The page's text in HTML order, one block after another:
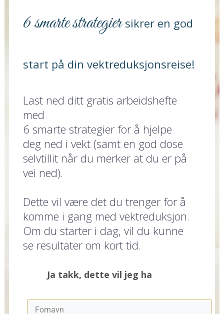
6 smarte strategier sikrer en god
start på din vektreduksjonsreise!
Last ned ditt gratis arbeidshefte
med
6 smarte strategier for å hjelpe
deg ned i vekt (samt en god dose
selvtillit når du merker at du er på
vei ned).
Dette vil være det du trenger for å
komme i gang med vektreduksjon.
Om du starter i dag, vil du kunne
se resultater om kort tid.
Ja takk, dette vil jeg ha